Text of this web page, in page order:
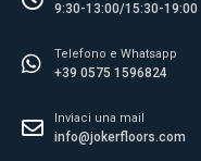
9:30-13:00/15:30-19:00
Telefono e Whatsapp
+39 0575 1596824
Inviaci una mail
info@jokerfloors.com